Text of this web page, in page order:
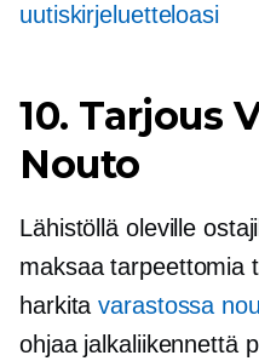
uutiskirjeluetteloasi
10. Tarjous
Nouto
Lähistöllä oleville
maksaa tarpeettomia
harkitavarastossa
ohjaa jalkaliikennettä